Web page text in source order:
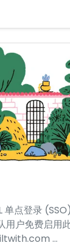
单点登录
户免费启用
...